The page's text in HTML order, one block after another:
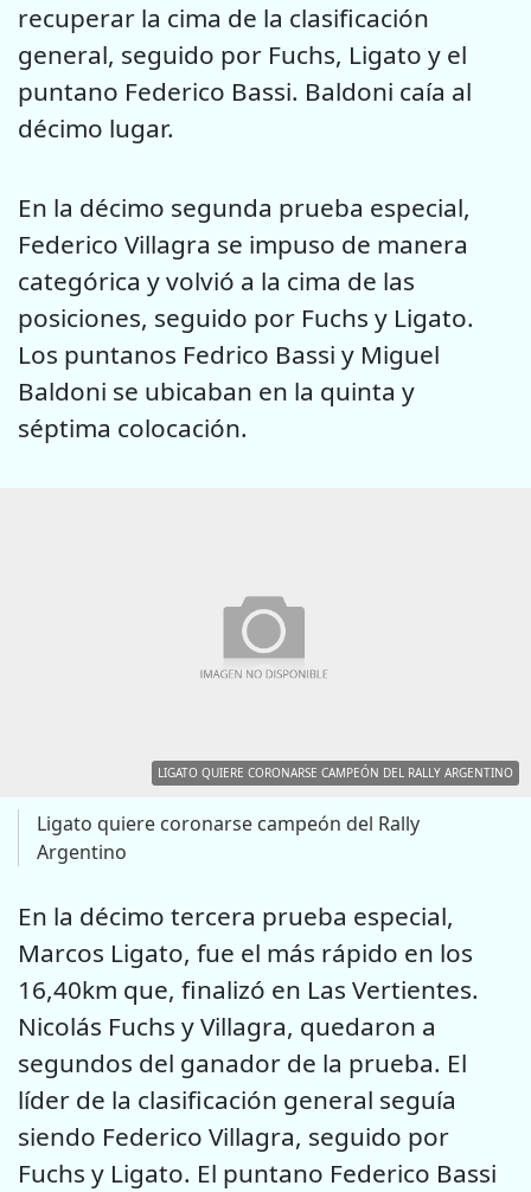
recuperar la cima de la clasificación
general, seguido por Fuchs, Ligato y el
puntano Federico Bassi. Baldoni caía al
décimo lugar.
En la décimo segunda prueba especial,
Federico Villagra se impuso de manera
categórica y volvió a la cima de las
posiciones, seguido por Fuchs y Ligato.
Los puntanos Fedrico Bassi y Miguel
Baldoni se ubicaban en la quinta y
séptima colocación.
LIGATO QUIERE CORONARSE CAMPEÓN DEL RALLY ARGENTINO
Ligato quiere coronarse campeón del Rally
Argentino
En la décimo tercera prueba especial,
Marcos Ligato, fue el más rápido en los
16,40km que, finalizó en Las Vertientes.
Nicolás Fuchs y Villagra, quedaron a
segundos del ganador de la prueba. El
líder de la clasificación general seguía
siendo Federico Villagra, seguido por
Fuchs y Ligato. El puntano Federico Bassi